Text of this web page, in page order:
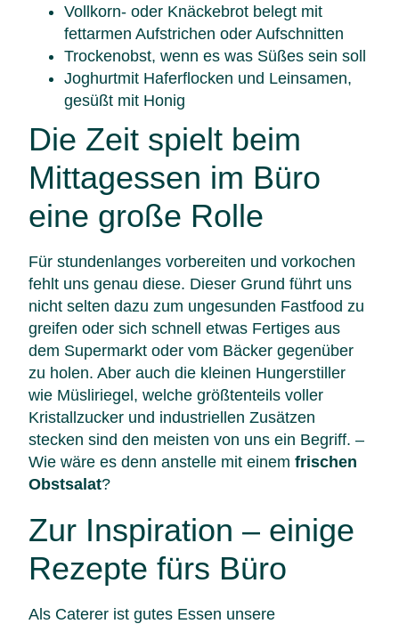
Vollkorn- oder Knäckebrot belegt mit
fettarmen Aufstrichen oder Aufschnitten
Trockenobst, wenn es was Süßes sein soll
Joghurtmit Haferflocken und Leinsamen,
gesüßt mit Honig
Die Zeit spielt beim
Mittagessen im Büro
eine große Rolle
Für stundenlanges vorbereiten und vorkochen
fehlt uns genau diese. Dieser Grund führt uns
nicht selten dazu zum ungesunden Fastfood zu
greifen oder sich schnell etwas Fertiges aus
dem Supermarkt oder vom Bäcker gegenüber
zu holen. Aber auch die kleinen Hungerstiller
wie Müsliriegel, welche größtenteils voller
Kristallzucker und industriellen Zusätzen
stecken sind den meisten von uns ein Begriff. –
Wie wäre es denn anstelle mit einemfrischen
Obstsalat?
Zur Inspiration – einige
Rezepte fürs Büro
Als Caterer ist gutes Essen unsere